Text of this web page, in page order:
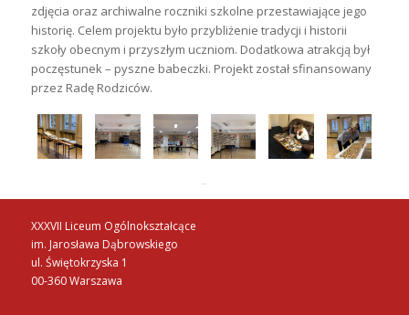
zdjęcia oraz archiwalne roczniki szkolne przestawiające jego
historię. Celem projektu było przybliżenie tradycji i historii
szkoły obecnym i przyszłym uczniom. Dodatkowa atrakcją był
poczęstunek – pyszne babeczki. Projekt został sfinansowany
przez Radę Rodziców.
XXXVII Liceum Ogólnokształcące
im. Jarosława Dąbrowskiego
ul. Świętokrzyska 1
00-360 Warszawa